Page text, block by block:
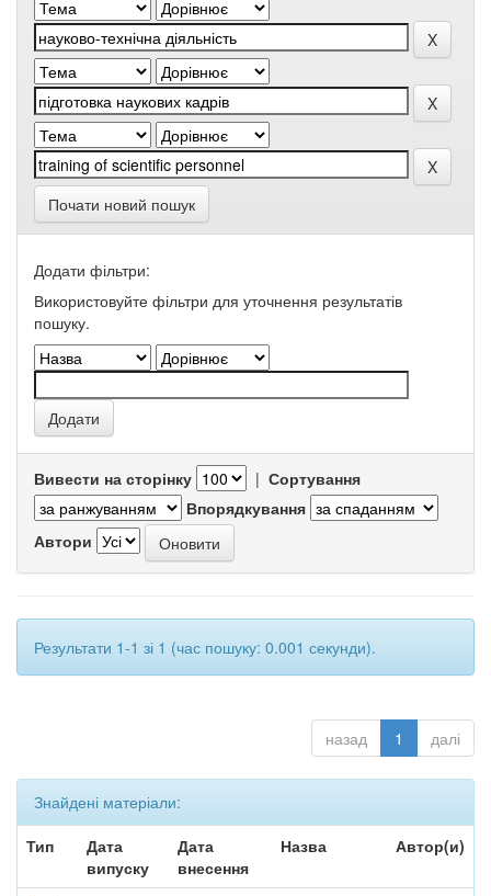
Почати новий пошук
Додати фільтри:
Використовуйте фільтри для уточнення результатів
пошуку.
Вивести на сторінку | Сортування
Впорядкування
Автори
Результати 1-1 зі 1 (час пошуку: 0.001 секунди).
назад 1 далі
Знайдені матеріали:
Тип
Дата
випуску
Дата
внесення
Назва Автор(и)